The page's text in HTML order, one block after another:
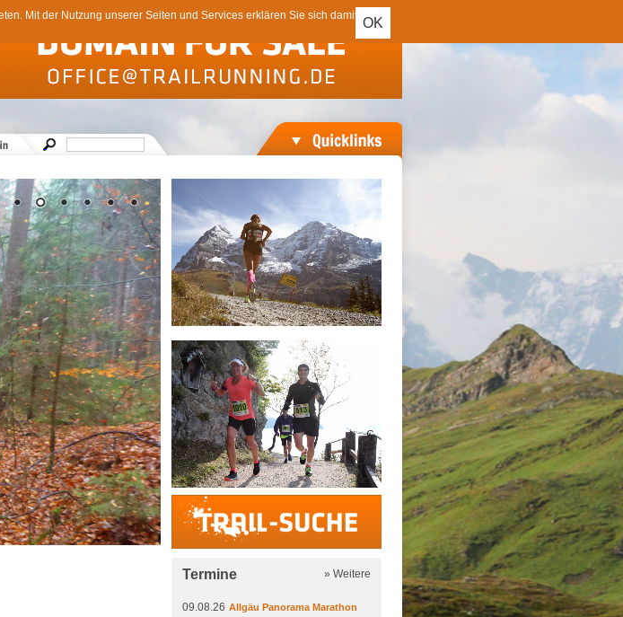
OK
Mit der Nutzung unserer Seiten und Services erklären Sie sich damit
Trail-Suche
Termine » Weitere
09.08.26 Allgäu Panorama Marathon